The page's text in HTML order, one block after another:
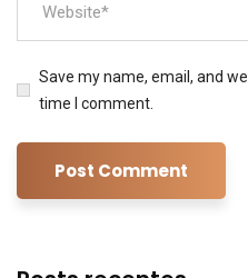
Save my name, email, and
time I comment.